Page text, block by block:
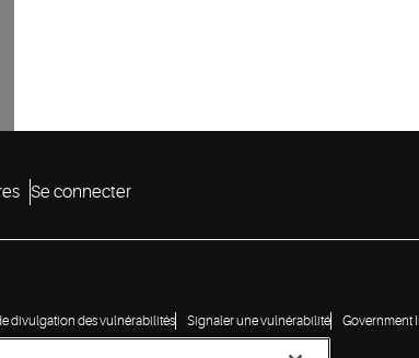
Se connecter
divulgation des vulnérabilités Signaler une vulnérabilité Government